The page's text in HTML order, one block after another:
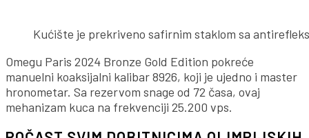
Kućište je prekriveno safirnim staklom sa
Omegu Paris 2024 Bronze Gold Edition pokreće
manuelni koaksijalni kalibar 8926, koji je ujedno i master
hronometar. Sa rezervom snage od 72 časa, ovaj
mehanizam kuca na frekvenciji 25.200 vps.